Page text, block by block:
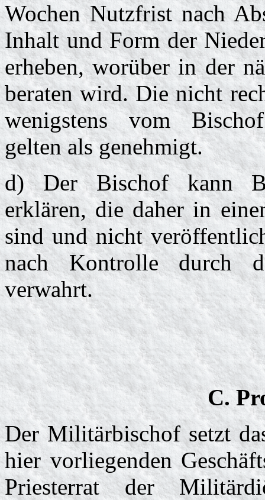
Wochen Nutzfrist nach
Inhalt und Form der
erheben, worüber in der
beraten wird. Die nicht
wenigstens vom
gelten als genehmigt.
d) Der Bischof kann
erklären, die daher in
sind und nicht
nach Kontrolle durch
verwahrt.
C.
Der Militärbischof setzt
hier vorliegenden
Priesterrat der